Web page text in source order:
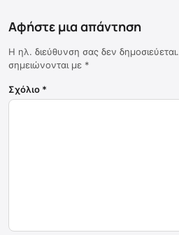
Αφήστε μια απάντηση
Η ηλ. διεύθυνση σας δεν δημοσιεύεται.
σημειώνονται με *
Σχόλιο *